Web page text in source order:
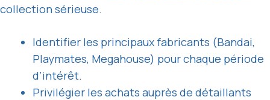
collection sérieuse.
Identifier les principaux fabricants (Bandai,
Playmates, Megahouse) pour chaque période
d’intérêt.
Privilégier les achats auprès de détaillants